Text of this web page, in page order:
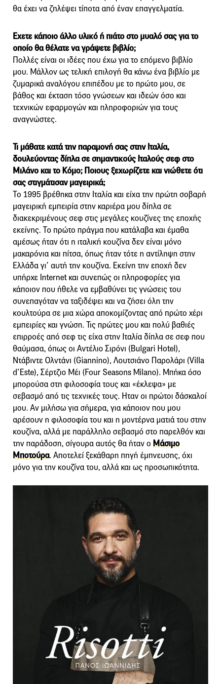
θα έχει να ζηλέψει τίποτα από έναν επαγγελματία.
Εχετε κάποιο άλλο υλικό ή πιάτο στο μυαλό σας για το
οποίο θα θέλατε να γράψετε βιβλίο;
Πολλές είναι οι ιδέες που έχω για το επόμενο βιβλίο
μου. Μάλλον ως τελική επιλογή θα κάνω ένα βιβλίο με
ζυμαρικά αναλόγου επιπέδου με το πρώτο μου, σε
βάθος και έκταση τόσο γνώσεων και ιδεών όσο και
τεχνικών εφαρμογών και πληροφοριών για τους
αναγνώστες.
Τι μάθατε κατά την παραμονή σας στην Ιταλία,
δουλεύοντας δίπλα σε σημαντικούς Ιταλούς σεφ στο
Μιλάνο και το Κόμο; Ποιους ξεχωρίζετε και νιώθετε ότι
σας στιγμάτισαν μαγειρικά;
Το 1995 βρέθηκα στην Ιταλία και είχα την πρώτη σοβαρή
μαγειρική εμπειρία στην καριέρα μου δίπλα σε
διακεκριμένους σεφ στις μεγάλες κουζίνες της εποχής
εκείνης. Το πρώτο πράγμα που κατάλαβα και έμαθα
αμέσως ήταν ότι η ιταλική κουζίνα δεν είναι μόνο
μακαρόνια και πίτσα, όπως ήταν τότε η αντίληψη στην
Ελλάδα γι’ αυτή την κουζίνα. Εκείνη την εποχή δεν
υπήρχε Internet και συνεπώς οι πληροφορίες για
κάποιον που ήθελε να εμβαθύνει τις γνώσεις του
συνεπαγόταν να ταξιδέψει και να ζήσει όλη την
κουλτούρα σε μια χώρα αποκομίζοντας από πρώτο χέρι
εμπειρίες και γνώση. Τις πρώτες μου και πολύ βαθιές
επιρροές από σεφ τις είχα στην Ιταλία δίπλα σε σεφ που
θαύμασα, όπως οι Αντέλιο Σιρόνι (Bulgari Hotel),
Ντάβιντε Ολντάνι (Giannino), Λουτσιάνο Παρολάρι (Villa
d’Este), Σέρτζιο Μέι (Four Seasons Milano). Mπήκα όσο
μπορούσα στη φιλοσοφία τους και «έκλεψα» με
σεβασμό από τις τεχνικές τους. Ηταν οι πρώτοι δάσκαλοί
μου. Αν μιλήσω για σήμερα, για κάποιον που μου
αρέσουν η φιλοσοφία του και η μοντέρνα ματιά του στην
κουζίνα, αλλά με παράλληλο σεβασμό στο παρελθόν και
την παράδοση, σίγουρα αυτός θα ήταν ο Μάσιμο
Μποτούρα. Aποτελεί ξεκάθαρη πηγή έμπνευσης, όχι
μόνο για την κουζίνα του, αλλά και ως προσωπικότητα.